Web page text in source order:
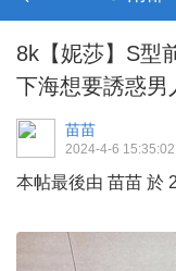
8k【妮莎】S型
下海想要誘惑男
苗苗
2024-4-6 15:35:02
本帖最後由 苗苗 於